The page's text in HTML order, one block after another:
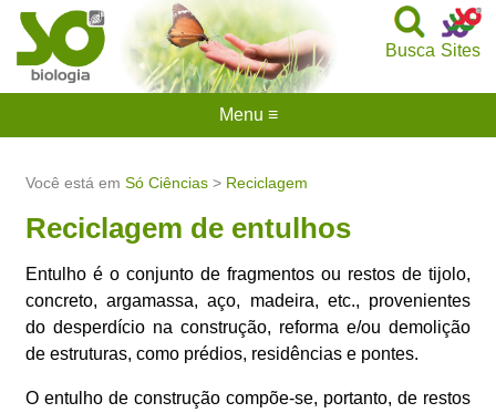
Sites
Busca
Você está emSó Ciências > Reciclagem
Reciclagem de entulhos
Entulho é o conjunto de fragmentos ou restos de tijolo,
concreto, argamassa, aço, madeira, etc., provenientes
do desperdício na construção, reforma e/ou demolição
de estruturas, como prédios, residências e pontes.
O entulho de construção compõe-se, portanto, de restos